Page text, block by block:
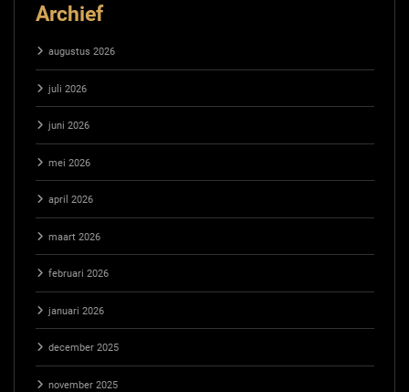
Archief
augustus 2026
juli 2026
juni 2026
mei 2026
april 2026
maart 2026
februari 2026
januari 2026
december 2025
november 2025